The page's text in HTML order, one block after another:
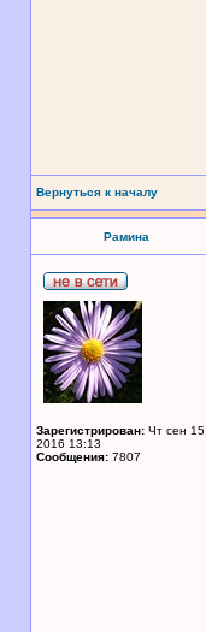
Вернуться к началу
Рамина
Зарегистрирован: Чт сен 15,
2016 13:13
Сообщения: 7807